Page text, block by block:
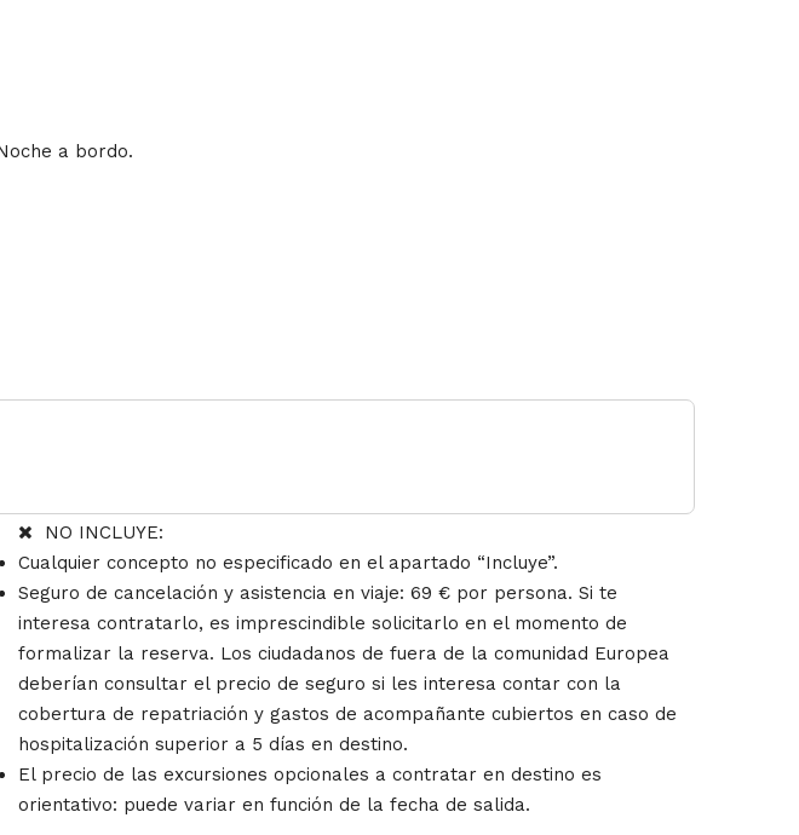
a bordo.
NO INCLUYE:
Cualquier concepto no especificado en el apartado “Incluye”.
Seguro de cancelación y asistencia en viaje: 69 € por persona. Si te
interesa contratarlo, es imprescindible solicitarlo en el momento de
formalizar la reserva. Los ciudadanos de fuera de la comunidad Europea
deberían consultar el precio de seguro si les interesa contar con la
cobertura de repatriación y gastos de acompañante cubiertos en caso de
hospitalización superior a 5 días en destino.
El precio de las excursiones opcionales a contratar en destino es
orientativo: puede variar en función de la fecha de salida.